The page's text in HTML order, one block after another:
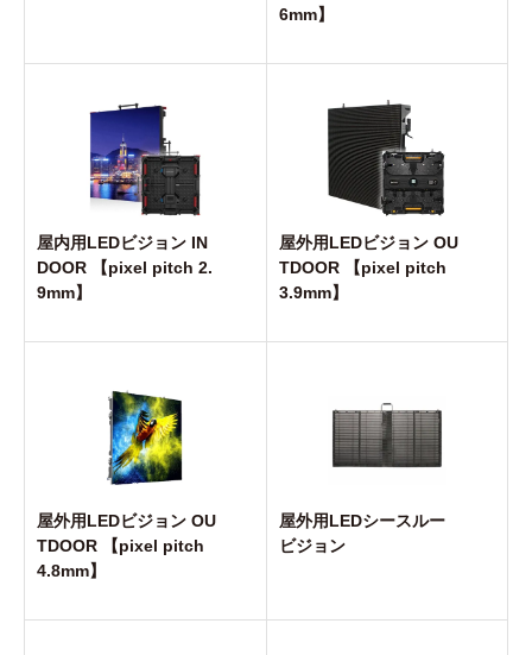
6mm】
屋内用LEDビジョン IN
DOOR 【pixel pitch 2.
9mm】
屋外用LEDビジョン OU
TDOOR 【pixel pitch
3.9mm】
屋外用LEDビジョン OU
TDOOR 【pixel pitch
4.8mm】
屋外用LEDシースルー
ビジョン